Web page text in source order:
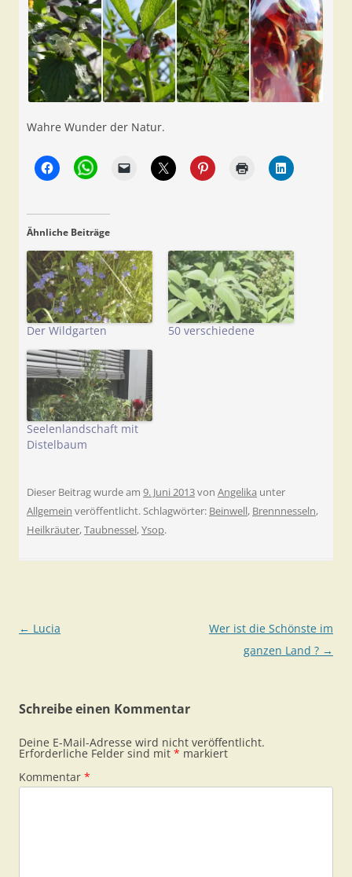
Wahre Wunder der Natur.
Ähnliche Beiträge
Der Wildgarten 50 verschiedene
Seelenlandschaft mit
Distelbaum
Dieser Beitrag wurde am 9. Juni 2013von Angelika unter
Allgemein veröffentlicht. Schlagwörter: Beinwell, Brennnesseln,
Heilkräuter,Taubnessel,Ysop.
Beitragsnavigation
← Lucia
Wer ist die Schönste im
ganzen Land ? →
Schreibe einen Kommentar
Deine E-Mail-Adresse wird nicht veröffentlicht.
Erforderliche Felder sind mit * markiert
Kommentar *